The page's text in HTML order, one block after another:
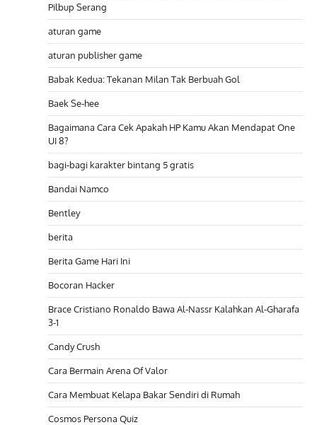
Pilbup Serang
aturan game
aturan publisher game
Babak Kedua: Tekanan Milan Tak Berbuah Gol
Baek Se-hee
Bagaimana Cara Cek Apakah HP Kamu Akan Mendapat One
UI 8?
bagi-bagi karakter bintang 5 gratis
Bandai Namco
Bentley
berita
Berita Game Hari Ini
Bocoran Hacker
Brace Cristiano Ronaldo Bawa Al-Nassr Kalahkan Al-Gharafa
3-1
Candy Crush
Cara Bermain Arena Of Valor
Cara Membuat Kelapa Bakar Sendiri di Rumah
Cosmos Persona Quiz